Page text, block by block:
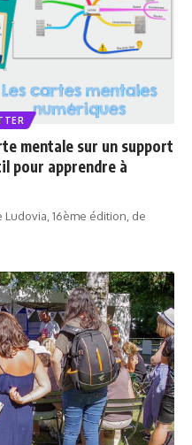
mentale sur un support
pour apprendre à
16ème édition, de